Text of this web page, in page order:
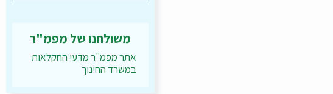
משולחנו של מפמ"ר
אתר מפמ"ר מדעי החקלאות
במשרד החינוך